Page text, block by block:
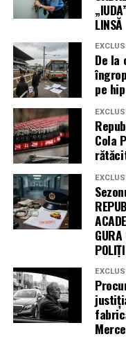
LINSĂ
De la
pe
Cola